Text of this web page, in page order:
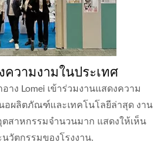
วามงามในประเทศ
าง Lomei เข้าร่วมงานแสดงความ
นอผลิตภัณฑ์และเทคโนโลยีล่าสุด งาน
สาหกรรมจำนวนมาก แสดงให้เห็น
วัตกรรมของโรงงาน.